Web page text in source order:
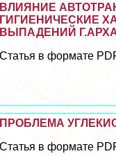
ВЛИЯНИЕ
ГИГИЕНИЧЕСКИЕ
ВЫПАДЕНИЙ
Статья в формате
ПРОБЛЕМА
Статья в формате